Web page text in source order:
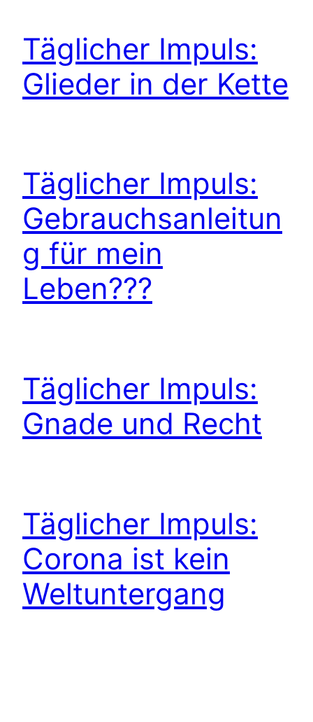
Täglicher Impuls:
Glieder in der Kette
Täglicher Impuls:
Gebrauchsanleitun
g für mein
Leben???
Täglicher Impuls:
Gnade und Recht
Täglicher Impuls:
Corona ist kein
Weltuntergang